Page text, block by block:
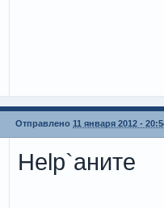
Отправлено 11 января 2012 -
Help`аните